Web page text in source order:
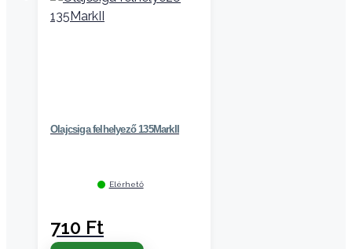
Olajcsiga felhelyező 135MarkII
Elérhető
710 Ft